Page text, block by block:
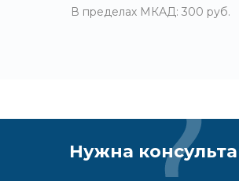
В пределах МКАД: 300 руб.
Нужна